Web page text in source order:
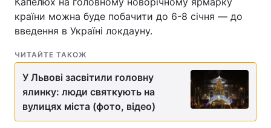
країни можна буде побачити до 6-8 січня — до
введення в Україні локдауну.
ЧИТАЙТЕ ТАКОЖ
У Львові засвітили головну
ялинку: люди святкують на
вулицях міста (фото, відео)